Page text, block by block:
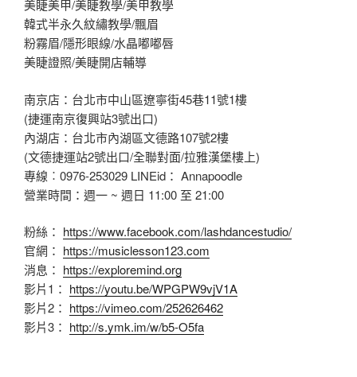
美睫美甲/美睫教學/美甲教學
韓式半永久紋繡教學/飄眉
粉霧眉/隱形眼線/水晶嘟嘟唇
美睫證照/美睫開店輔導
南京店：台北市中山區遼寧街45巷11號1樓
(捷運南京復興站3號出口)
內湖店：台北市內湖區文德路107號2樓
(文德捷運站2號出口/全聯對面/拉雅漢堡樓上)
專線︰0976-253029 LINEid： Annapoodle
營業時間：週一 ~ 週日 11:00 至 21:00
粉絲： https://www.facebook.com/lashdancestudio/
官網： https://musiclesson123.com
消息： https://exploremind.org
影片1： https://youtu.be/WPGPW9vjV1A
影片2： https://vimeo.com/252626462
影片3： http://s.ymk.im/w/b5-O5fa